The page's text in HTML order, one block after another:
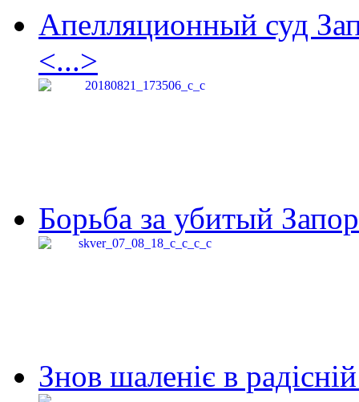
Апелляционный суд
<...>
Борьба за убитый
Знов шаленіє в